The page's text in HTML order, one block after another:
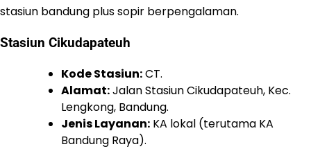
stasiun bandung plus sopir berpengalaman.
Stasiun Cikudapateuh
Kode Stasiun:CT.
Alamat:Jalan Stasiun Cikudapateuh, Kec.
Lengkong, Bandung.
Jenis Layanan: KA lokal (terutama KA
Bandung Raya).